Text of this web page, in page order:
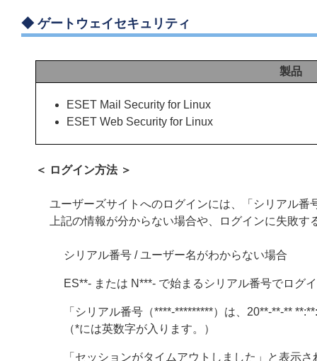
◆ ゲートウェイセキュリティ
製品
ESET Mail Security for Linux
ESET Web Security for Linux
＜ ログイン方法 ＞
ユーザーズサイトへのログインには、「シリアル
上記の情報が分からない場合や、ログインに失敗
シリアル番号 / ユーザー名がわからない場合
ES**- または N***- で始まるシリアル番号でログ
「シリアル番号（****-*********）は、20**-**-**
（*には英数字が入ります。）
「セッションがタイムアウトしました」と表示